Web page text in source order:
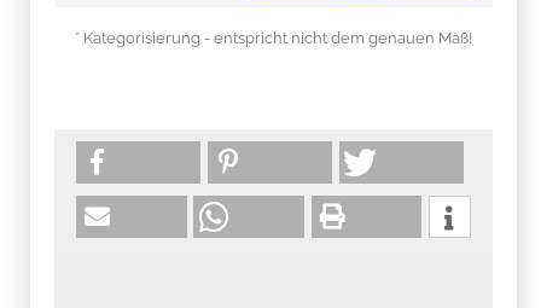
* Kategorisierung - entspricht nicht dem genauen Maß!